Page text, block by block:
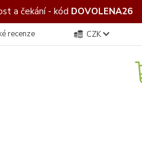
a čekání - kód DOVOLENA26
recenze CZK